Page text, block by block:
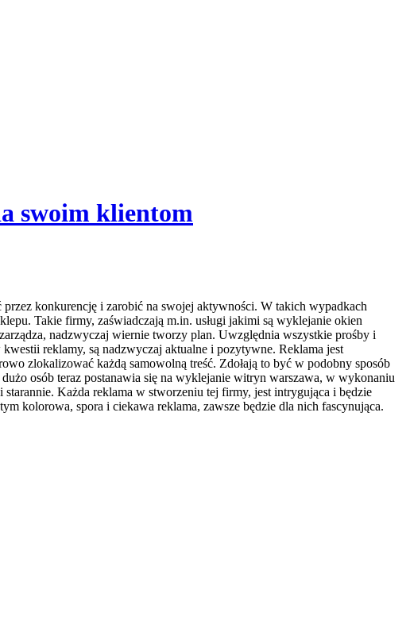
swoim klientom
konkurencję i zarobić na swojej aktywności. W takich wypadkach
Takie firmy, zaświadczają m.in. usługi jakimi są wyklejanie okien
nadzwyczaj wiernie tworzy plan. Uwzględnia wszystkie prośby i
reklamy, są nadzwyczaj aktualne i pozytywne. Reklama jest
zlokalizować każdą samowolną treść. Zdołają to być w podobny sposób
osób teraz postanawia się na wyklejanie witryn warszawa, w wykonaniu
Każda reklama w stworzeniu tej firmy, jest intrygująca i będzie
kolorowa, spora i ciekawa reklama, zawsze będzie dla nich fascynująca.